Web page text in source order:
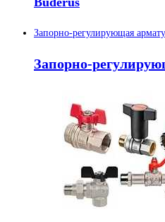
Запорно-регулирующая
Запорно-